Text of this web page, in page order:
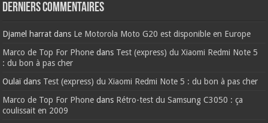
Derniers commentaires
Djamel harrat dans Le Motorola Moto G20 est disponible en Europe
Marco de Top For Phone dans Test (express) du Xiaomi Redmi Note 5
: du bon à pas cher
Oulaïdans Test (express) du Xiaomi Redmi Note 5 : du bon à pas cher
Marco de Top For Phone dans Rétro-test du Samsung C3050 : ça
coulissait en 2009